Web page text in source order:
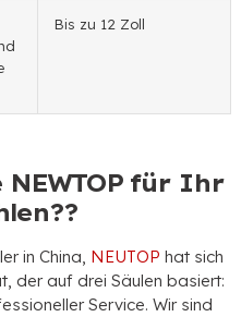
Bis zu 12 Zoll
für Ihr
in China, NEUTOP hat sich
der auf drei Säulen basiert:
Service. Wir sind